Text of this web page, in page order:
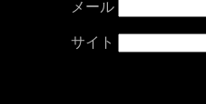
メール
サイト